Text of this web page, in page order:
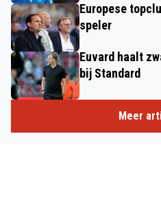
Europese
speler
Euvard haalt
bij Standard
Meer